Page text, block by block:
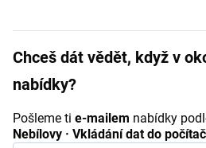
Chceš dát vědět, když v
nabídky?
Pošleme ti e-mailem nabídky
Nebílovy · Vkládání dat do